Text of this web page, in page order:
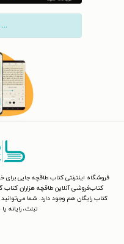
...
فروشگاه اینترنتی کتاب طاقچه جایی برای
کتاب‌فروشی آنلاین طاقچه هزاران
کتاب رایگان هم وجود دارد. شما می‌توانید
تبلت، رایانه